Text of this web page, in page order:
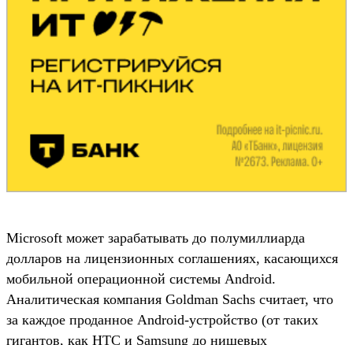
Microsoft может зарабатывать до полумиллиарда
долларов на лицензионных соглашениях, касающихся
мобильной операционной системы Android.
Аналитическая компания Goldman Sachs считает, что
за каждое проданное Android-устройство (от таких
гигантов, как HTC и Samsung до нишевых